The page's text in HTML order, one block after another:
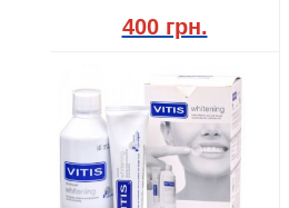
400 грн.